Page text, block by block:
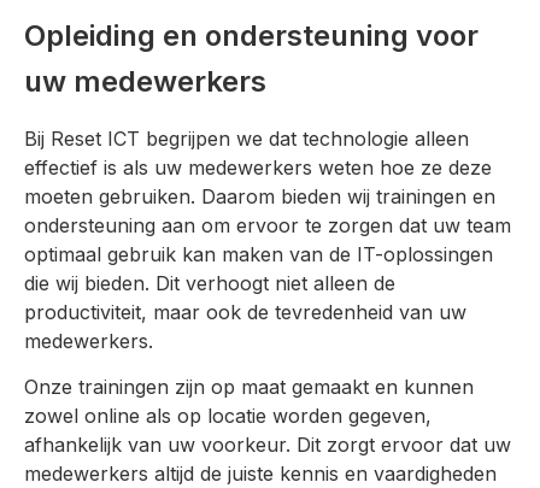
Opleiding en ondersteuning voor
uw medewerkers
Bij Reset ICT begrijpen we dat technologie alleen
effectief is als uw medewerkers weten hoe ze deze
moeten gebruiken. Daarom bieden wij trainingen en
ondersteuning aan om ervoor te zorgen dat uw team
optimaal gebruik kan maken van de IT-oplossingen
die wij bieden. Dit verhoogt niet alleen de
productiviteit, maar ook de tevredenheid van uw
medewerkers.
Onze trainingen zijn op maat gemaakt en kunnen
zowel online als op locatie worden gegeven,
afhankelijk van uw voorkeur. Dit zorgt ervoor dat uw
medewerkers altijd de juiste kennis en vaardigheden